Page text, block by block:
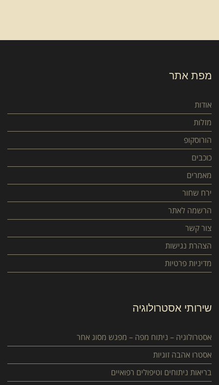
מפת אתר
אודות
מזלות
הורוסקופ
כוכבים
מאמרים
ירח שחור
הרשמה לאתר
צור קשר
הצהרת נגישות
מדיניות פרטיות
שירותי אסטרולוגיה
אסטרולוגיה – ניתוח מפה – מפגש מסוג אחר
אסטרו אהבה זוגיות
בריאות ניתוחים וטיפולים רפואיים